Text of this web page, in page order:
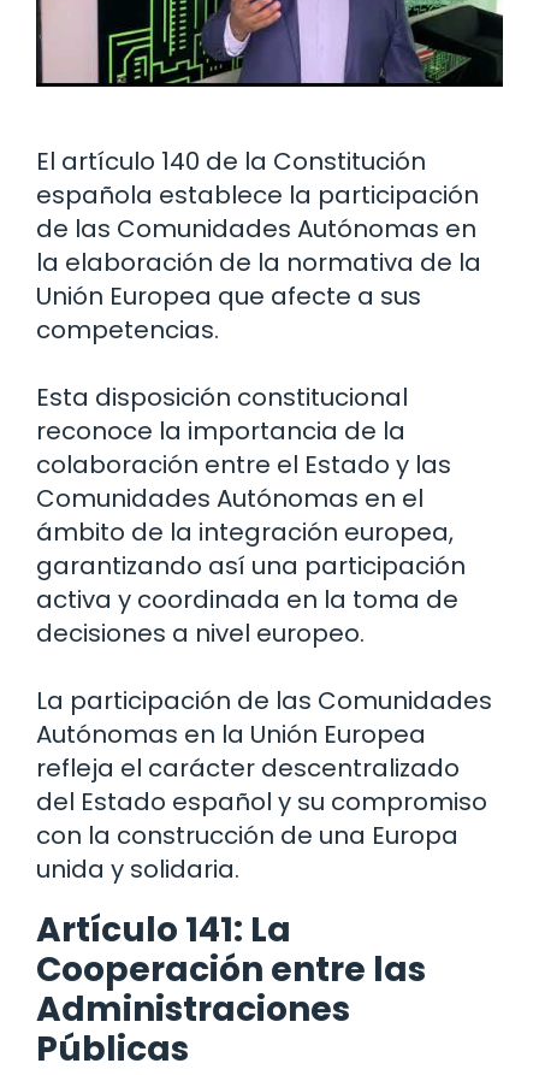
El artículo 140 de la Constitución
española establece la participación
de las Comunidades Autónomas en
la elaboración de la normativa de la
Unión Europea que afecte a sus
competencias.
Esta disposición constitucional
reconoce la importancia de la
colaboración entre el Estado y las
Comunidades Autónomas en el
ámbito de la integración europea,
garantizando así una participación
activa y coordinada en la toma de
decisiones a nivel europeo.
La participación de las Comunidades
Autónomas en la Unión Europea
refleja el carácter descentralizado
del Estado español y su compromiso
con la construcción de una Europa
unida y solidaria.
Artículo 141: La
Cooperación entre las
Administraciones
Públicas